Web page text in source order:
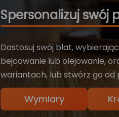
Spersonalizuj swój
Dostosuj swój blat,
bejcowanie lub olejowanie,
wariantach, lub stwórz go od
Wymiary